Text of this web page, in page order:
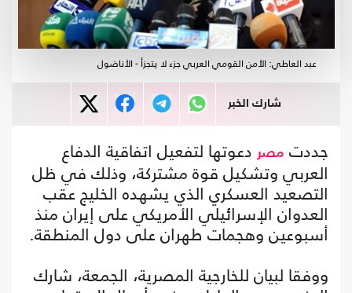
عبد العاطي: الأمن القومي العربي جزء لا يتجزأ - الأناضول
شارك الخبر
جددت مصر دعوتها لتفعيل اتفاقية الدفاع
العربي وتشكيل قوة مشتركة، وذلك في ظل
التصعيد العسكري الذي يشهده الخليج عقب
العدوان الإسرائيلي الأمريكي على إيران منذ
أسبوعين وهجمات طهران على دول المنطقة.
ووفقا لبيان للخارجية المصرية، الجمعة، شارك